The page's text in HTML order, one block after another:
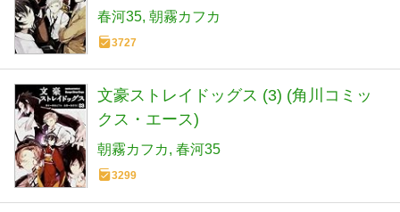
春河35 朝霧カフカ
3727
文豪ストレイドッグス (3) (角川コミッ
クス・エース)
朝霧カフカ 春河35
3299